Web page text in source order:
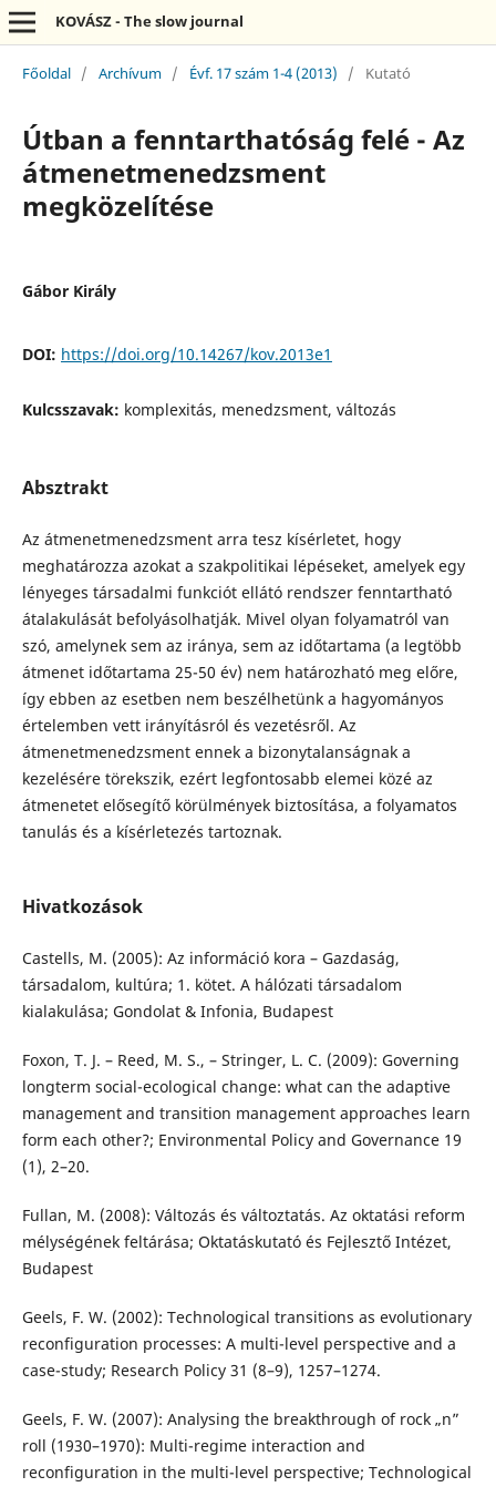
KOVÁSZ - The slow journal
Főoldal / Archívum / Évf. 17 szám 1-4 (2013) / Kutató
Útban a fenntarthatóság felé - Az
átmenetmenedzsment
megközelítése
Gábor Király
DOI: https://doi.org/10.14267/kov.2013e1
Kulcsszavak: komplexitás, menedzsment, változás
Absztrakt
Az átmenetmenedzsment arra tesz kísérletet, hogy
meghatározza azokat a szakpolitikai lépéseket, amelyek egy
lényeges társadalmi funkciót ellátó rendszer fenntartható
átalakulását befolyásolhatják. Mivel olyan folyamatról van
szó, amelynek sem az iránya, sem az időtartama (a legtöbb
átmenet időtartama 25-50 év) nem határozható meg előre,
így ebben az esetben nem beszélhetünk a hagyományos
értelemben vett irányításról és vezetésről. Az
átmenetmenedzsment ennek a bizonytalanságnak a
kezelésére törekszik, ezért legfontosabb elemei közé az
átmenetet elősegítő körülmények biztosítása, a folyamatos
tanulás és a kísérletezés tartoznak.
Hivatkozások
Castells, M. (2005): Az információ kora – Gazdaság,
társadalom, kultúra; 1. kötet. A hálózati társadalom
kialakulása; Gondolat & Infonia, Budapest
Foxon, T. J. – Reed, M. S., – Stringer, L. C. (2009): Governing
longterm social-ecological change: what can the adaptive
management and transition management approaches learn
form each other?; Environmental Policy and Governance 19
(1), 2–20.
Fullan, M. (2008): Változás és változtatás. Az oktatási reform
mélységének feltárása; Oktatáskutató és Fejlesztő Intézet,
Budapest
Geels, F. W. (2002): Technological transitions as evolutionary
reconfiguration processes: A multi-level perspective and a
case-study; Research Policy 31 (8–9), 1257–1274.
Geels, F. W. (2007): Analysing the breakthrough of rock „n”
roll (1930–1970): Multi-regime interaction and
reconfiguration in the multi-level perspective; Technological